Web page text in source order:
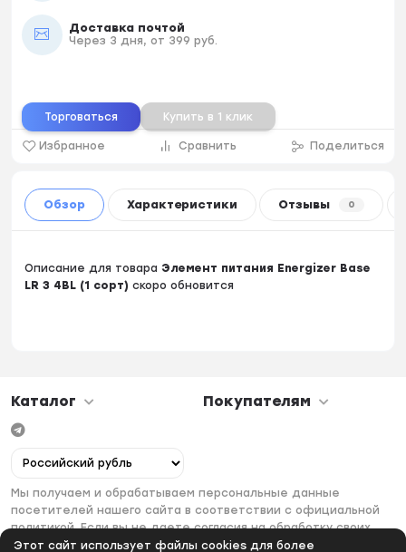
Этот сайт использует файлы cookies для более
Доставка почтой
Через 3 дня, от 399 руб.
Избранное Сравнить Поделиться
Торговаться Купить в 1 клик
Обзор Характеристики Отзывы 0
Описание для товараЭлемент питания Energizer Ваse
LR 3 4BL (1 сорт) скоро обновится
Каталог Покупателям
Мы получаем и обрабатываем персональные данные
посетителей нашего сайта в соответствии с официальной
политикой. Если вы не даете согласия на обработку своих
персональных данных, вам необходимо покинуть наш сайт.